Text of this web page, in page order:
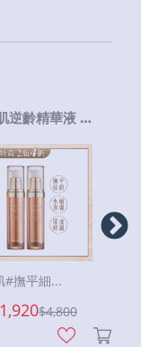
奇肌逆齡精華液 EX-2瓶
#撫平細...
$4,800